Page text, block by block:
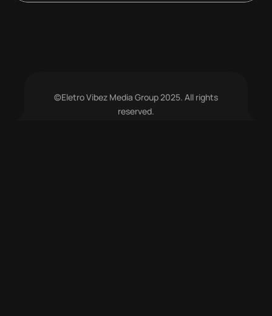
©Eletro Vibez Media Group 2025. All rights
reserved.